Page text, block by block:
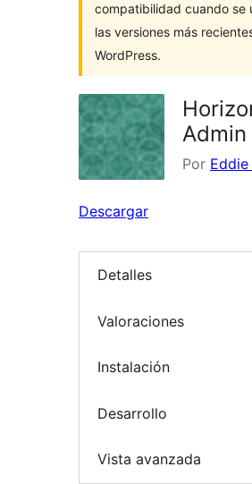
compatibilidad cuando se
las versiones más
WordPress.
Admin
Por
Descargar
Detalles
Valoraciones
Instalación
Desarrollo
Vista avanzada